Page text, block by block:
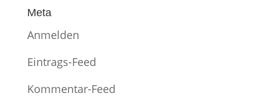
Meta
Anmelden
Eintrags-Feed
Kommentar-Feed